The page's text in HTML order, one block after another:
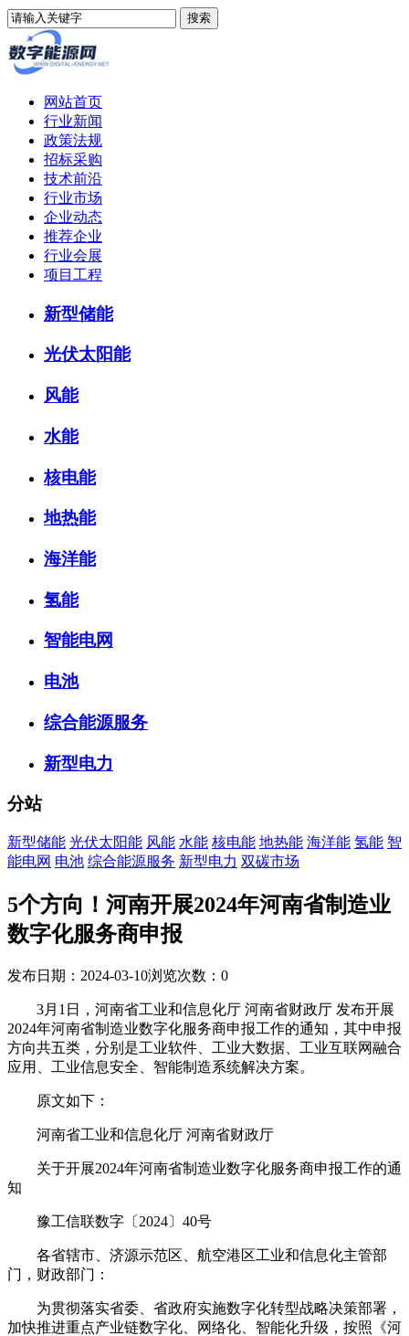
网站首页
行业新闻
政策法规
招标采购
技术前沿
行业市场
企业动态
推荐企业
行业会展
项目工程
新型储能
光伏太阳能
风能
水能
核电能
地热能
海洋能
氢能
智能电网
电池
综合能源服务
新型电力
分站
新型储能 光伏太阳能 风能 水能 核电能 地热能 海洋能 氢能 智
能电网 电池 综合能源服务 新型电力 双碳市场
5个方向！河南开展2024年河南省制造业
数字化服务商申报
发布日期：2024-03-10浏览次数： 0
3月1日，河南省工业和信息化厅 河南省财政厅 发布开展
2024年河南省制造业数字化服务商申报工作的通知，其中申报
方向共五类，分别是工业软件、工业大数据、工业互联网融合
应用、工业信息安全、智能制造系统解决方案。
原文如下：
河南省工业和信息化厅 河南省财政厅
关于开展2024年河南省制造业数字化服务商申报工作的通
知
豫工信联数字〔2024〕40号
各省辖市、济源示范区、航空港区工业和信息化主管部
门，财政部门：
为贯彻落实省委、省政府实施数字化转型战略决策部署，
加快推进重点产业链数字化、网络化、智能化升级，按照《河